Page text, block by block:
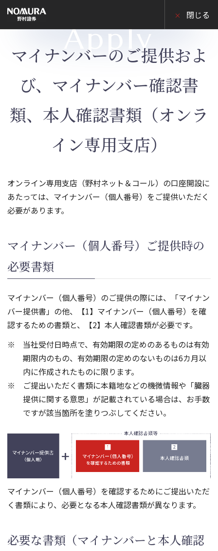
の
ー
閉じる
Apply
マイナンバーのご提供およ
び、マイナンバー確認書
類、本人確認書類（オンラ
イン専用支店）
オンライン専用支店（野村ネット＆コール）の口座開設に
あたっては、マイナンバー（個人番号）をご提供いただく
必要があります。
マイナンバー（個人番号）ご提供時の
必要書類
マイナンバー（個人番号）のご提供の際には、「マイナン
バー提供書」の他、【1】マイナンバー（個人番号）を確
認するための書類と、【2】本人確認書類が必要です。
当社受付日時点で、有効期限の定めのあるものは有効
期限内のもの、有効期限の定めのないものは6カ月以
内に作成されたものに限ります。
ご提出いただく書類に本籍地などの機微情報や「臓器
提供に関する意思」が記載されている場合は、お手数
ですが該当箇所を塗りつぶしてください。
マイナンバー（個人番号）を確認するためにご提出いただ
く書類により、必要となる本人確認書類が異なります。
必要な書類（マイナンバーと本人確認